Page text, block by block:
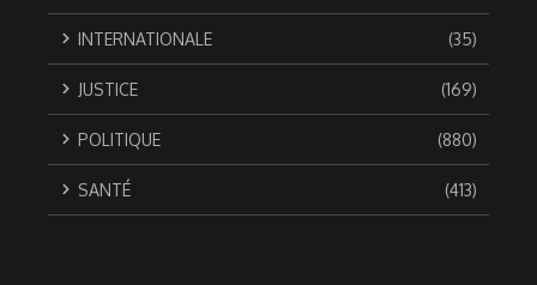
INTERNATIONALE (35)
JUSTICE (169)
POLITIQUE (880)
SANTÉ (413)